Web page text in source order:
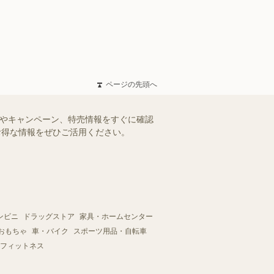
ページの先頭へ
キャンペーン、特売情報をすぐに確認
な情報をぜひご活用ください。
ビニ ドラッグストア
家具・ホームセンター
もちゃ
車・バイク
スポーツ用品・自転車
ィットネス